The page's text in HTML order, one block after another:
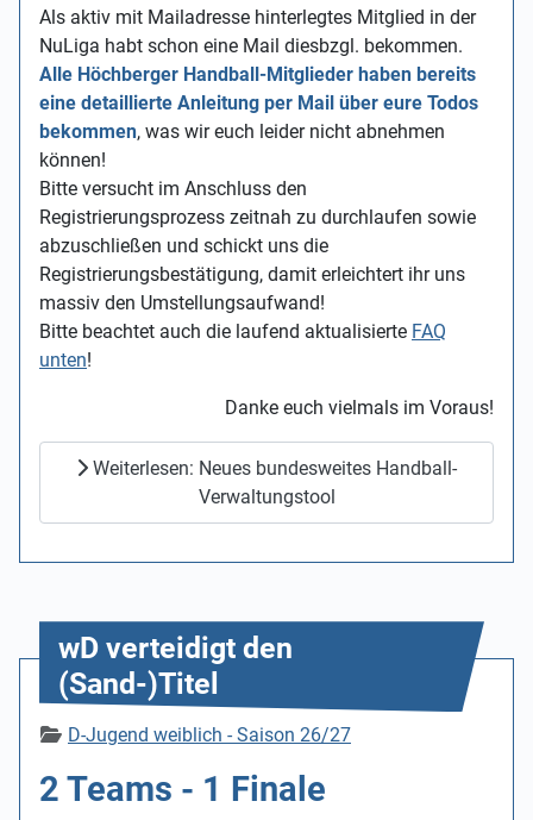
Als aktiv mit Mailadresse hinterlegtes Mitglied in der
NuLiga habt schon eine Mail diesbzgl. bekommen.
Alle Höchberger Handball-Mitglieder haben bereits
eine detaillierte Anleitung per Mail über eure Todos
bekommen, was wir euch leider nicht abnehmen
können!
Bitte versucht im Anschluss den
Registrierungsprozess zeitnah zu durchlaufen sowie
abzuschließen und schickt uns die
Registrierungsbestätigung, damit erleichtert ihr uns
massiv den Umstellungsaufwand!
Bitte beachtet auch die laufend aktualisierte FAQ
unten!
Danke euch vielmals im Voraus!
Weiterlesen: Neues bundesweites Handball-
Verwaltungstool
wD verteidigt den
(Sand-)Titel
DetailsD-Jugend weiblich - Saison 26/27
2 Teams - 1 Finale